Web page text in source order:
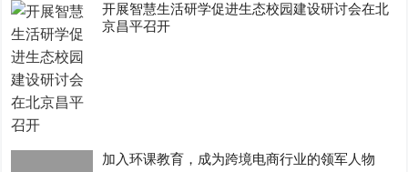
开展智慧生活研学促进生态校园建设研讨会在北
京昌平召开
加入环课教育，成为跨境电商行业的领军人物